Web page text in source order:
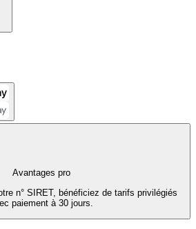
Avantages pro
n° SIRET, bénéficiez de tarifs privilégiés
paiement à 30 jours.